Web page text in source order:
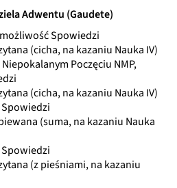
Adwentu (Gaudete)
Spowiedzi
(cicha, na kazaniu Nauka IV)
Poczęciu NMP,
(cicha, na kazaniu Nauka IV)
(suma, na kazaniu Nauka
(z pieśniami, na kazaniu